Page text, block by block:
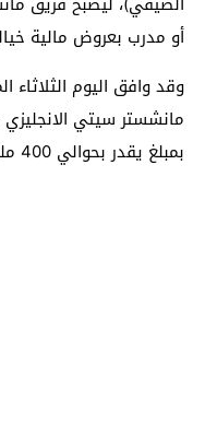
أو مدرب بعروض مالية
بمبلغ يقدر بحوالي 400 مليون دولار أي 377 مليون يورو.